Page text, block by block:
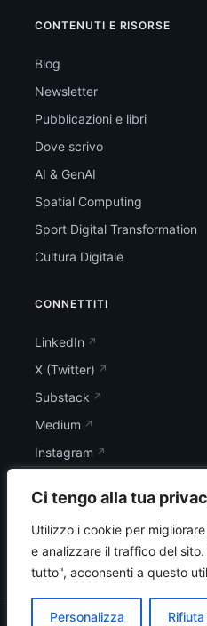
Ci tengo alla tua
Utilizzo i cookie per
e analizzare il traffico del sito.
tutto", acconsenti a questo
Personalizza
CONTENUTI E RISORSE
Blog
Newsletter
Pubblicazioni e libri
Dove scrivo
AI & GenAI
Spatial Computing
Sport Digital Transformation
Cultura Digitale
CONNETTITI
LinkedIn
X (Twitter)
Substack
Medium
Instagram